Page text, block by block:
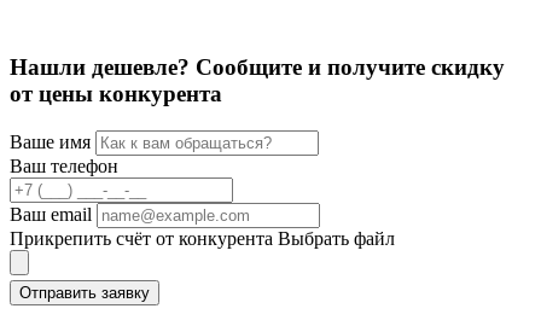
Нашли дешевле? Сообщите и получите скидку
от цены конкурента
Ваше имя
Ваш телефон
Ваш email
Прикрепить счёт от конкурента Выбрать файл
Отправить заявку